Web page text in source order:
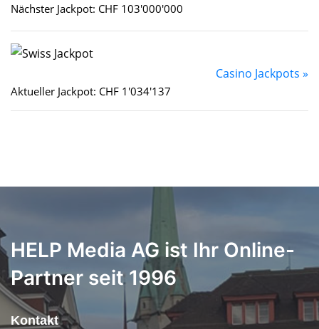
Nächster Jackpot: CHF 103'000'000
Casino Jackpots »
Aktueller Jackpot: CHF 1'034'137
HELP Media AG ist Ihr Online-
Partner seit 1996
Kontakt